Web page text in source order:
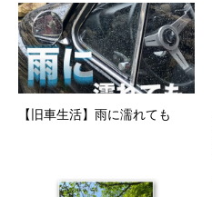
【旧車生活】雨に濡れても